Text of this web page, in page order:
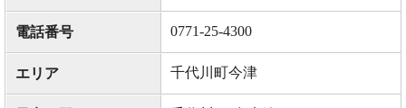
電話番号 0771-25-4300
エリア 千代川町今津